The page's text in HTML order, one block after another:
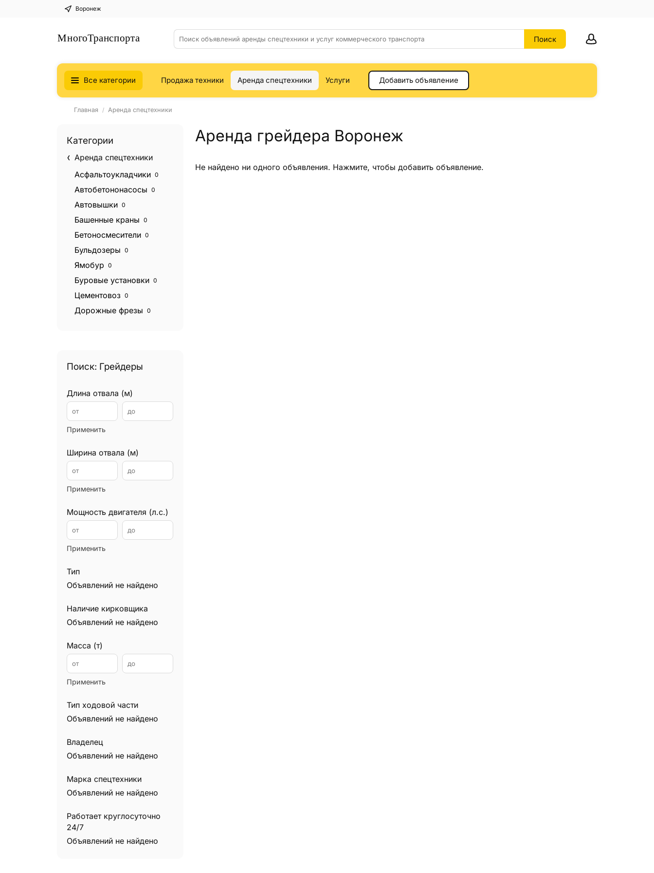
Воронеж
Все категории Продажа техники Аренда спецтехники Услуги Добавить объявление
Главная Аренда спецтехники
Категории
Аренда спецтехники
Асфальтоукладчики 0
Автобетононасосы 0
Автовышки 0
Башенные краны 0
Бетоносмесители 0
Бульдозеры 0
Ямобур 0
Буровые установки 0
Цементовоз 0
Дорожные фрезы 0
Эвакуаторы 0
Грейдеры 0
Гудронаторы
Каналопромывочные машины 0
Автокраны 0
Манипуляторы
0
Минипогрузчики 0
Мусоровозы 0
Подъемники
Уборочные машины
Вилочные погрузчики
Самосвалы 0
Снегоуборочная техника
Трактора 0
Поиск: Грейдеры
Длина отвала (м)
Применить
Ширина отвала (м)
Применить
Мощность двигателя (л.с.)
Применить
Тип
Объявлений не найдено
Наличие кирковщика
Объявлений не найдено
Масса (т)
Применить
Тип ходовой части
Объявлений не найдено
Владелец
Объявлений не найдено
Марка спецтехники
Объявлений не найдено
Работает круглосуточно
24/7
Объявлений не найдено
Аренда грейдера Воронеж
Не найдено ни одного объявления. Нажмите, чтобы добавить объявление.